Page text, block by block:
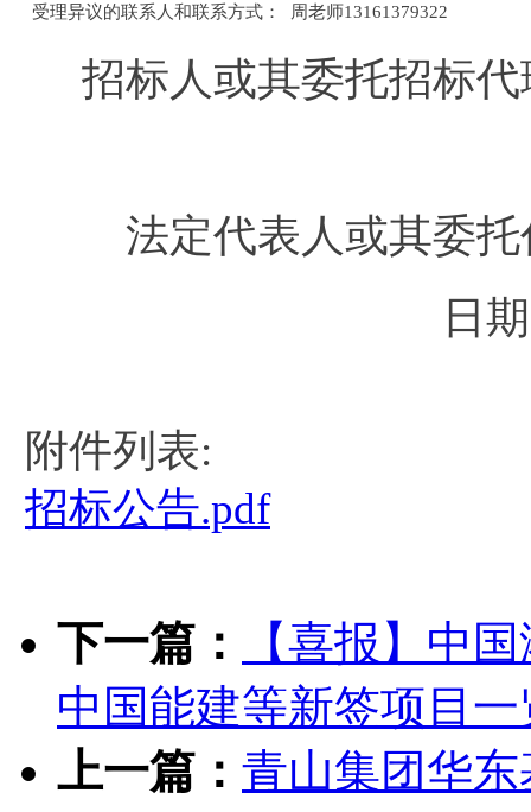
受理异议的联系人和联系方式： 周老师13161379322
招标人或其委托招标代
法定代表人或其委托
日
附件列表:
招标公告.pdf
下一篇：
【喜报】中
中国能建等新签项目一
上一篇： 青山集团华